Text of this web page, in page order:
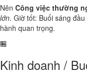
Nên Công việc thường
lớn. Giờ tốt: Buổi sáng
hành quan trọng.
🏪
Kinh doanh /